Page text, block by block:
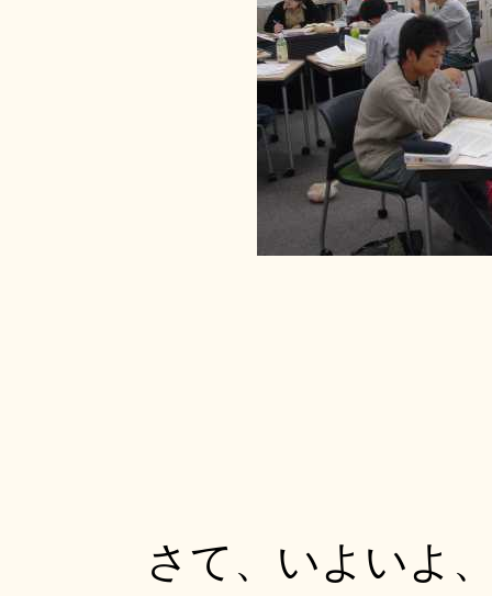
さて、いよいよ